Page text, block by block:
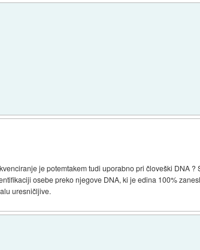
je potemtakem tudi uporabno pri človeški DNA ?
osebe preko njegove DNA, ki je edina 100%
uresničljive.